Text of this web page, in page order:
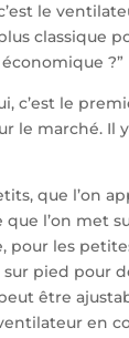
le
classique
?”
c’est le
le marché. Il
que l’on
l’on met
pour les
sur pied pour
être
en